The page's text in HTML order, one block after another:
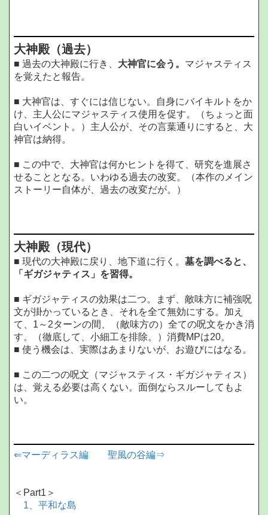
大神殿（過去）
■ 過去の大神殿に行き、 大神官に会う。 マジャスティス
を覚えたと報告。
■ 大神官は、すぐには信じない。自身にバイキルトをか
け、主人公にマジャスティス使用を促す。（ちょっと面
白いイベント。）主人公が、その言葉通りにすると、大
神官は納得。
■ この中で、大神官は何かヒントを得て、研究を進展さ
せることとなる。いわゆる過去の改変。（本作のメイン
ストーリー自体が、過去の改変だが。）
大神殿（現代）
■ 現代の大神殿に戻り、地下道に行く。 墓を調べると、
「ギガジャティス」を習得。
■ ギガジャティスの効果は二つ。まず、敵味方に補強呪
文が掛かっているとき、それを全て無効にする。加え
て、1～2ターンの間、（敵味方の）全ての呪文をかき消
す。（徹底して、小細工を排除。）消費MPは20。
■ 使う機会は、実際はあまりないが、お遊びにはなる。
■ この二つの呪文（マジャスティス・ギガジャティス）
は、覚える必要は高くない。面倒ならスルーしてもよ
い。
⇐マーディラス編 聖風の谷編⇒
＜Part1＞
1、平和な島